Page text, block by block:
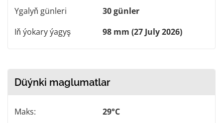
Ygalyň günleri
30 günler
Iň ýokary ýagyş
98 mm (27 July 2026)
Düýnki maglumatlar
Maks:
29°C